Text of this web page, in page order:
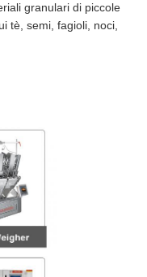
granulari di piccole
tè, semi, fagioli, noci,